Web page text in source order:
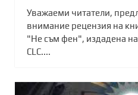
Уважаеми читатели,
внимание рецензия на
"Не съм фен", издадена на
CLC....